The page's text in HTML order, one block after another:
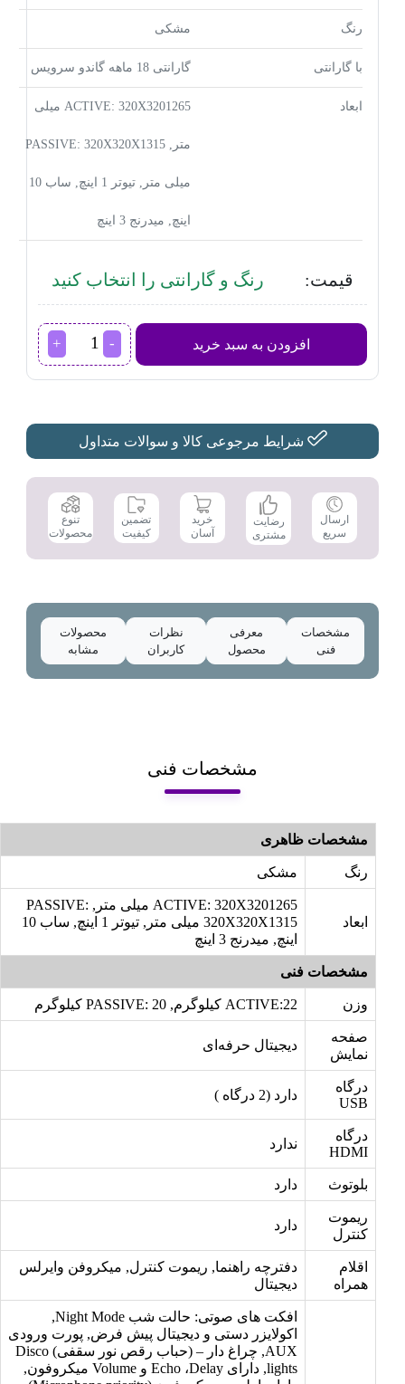
رنگ مشکی
با گارانتی گارانتی 18 ماهه گاندو سرویس
ابعاد ACTIVE: 320X3201265 میلی
متر, PASSIVE: 320X320X1315
میلی متر, تیوتر 1 اینچ, ساب 10
اینچ, میدرنج 3 اینچ
قیمت: رنگ و گارانتی را انتخاب کنید
افزودن به سبد خرید
اسپیکر
مکسیدر
عدد
شرایط مرجوعی کالا و سوالات متداول
ارسال
سریع
رضایت
مشتری
خرید
آسان
تضمین
کیفیت
تنوع
محصولات
مشخصات
فنی
معرفی
محصول
نظرات
کاربران
محصولات
مشابه
مشخصات فنی
مشخصات ظاهری
رنگ مشکی
ابعاد
ACTIVE: 320X3201265 میلی متر, PASSIVE:
320X320X1315 میلی متر, تیوتر 1 اینچ, ساب 10
اینچ, میدرنج 3 اینچ
مشخصات فنی
وزن ACTIVE:22 کیلوگرم, PASSIVE: 20 کیلوگرم
صفحه
نمایش
دیجیتال حرفه‌ای
درگاه
USB
دارد (2 درگاه )
درگاه
HDMI
ندارد
بلوتوث دارد
ریموت
کنترل
دارد
اقلام
همراه
دفترچه راهنما, ریموت کنترل, میکروفن وایرلس
دیجیتال
افکت های صوتی: حالت شب Night Mode,
اکولایزر دستی و دیجیتال پیش فرض, پورت ورودی
AUX, چراغ دار – (حباب رقص نور سقفی) Disco
lights, دارای Echo ،Delay و Volume میکروفون,